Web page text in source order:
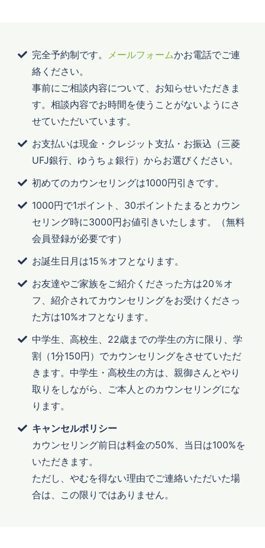
完全予約制です。 メールフォームかお電話でご連
絡ください。
事前にご相談内容について、お知らせいただきま
す。相談内容でお時間を使うことがないようにさ
せていただいています。
お支払いは現金・クレジット支払・お振込（三菱
UFJ銀行、ゆうちょ銀行）からお選びください。
初めてのカウンセリングは1000円引きです。
1000円で1ポイント、30ポイントたまるとカウン
セリング時に3000円お値引きいたします。（無料
会員登録が必要です）
お誕生日月は15％オフとなります。
お友達やご家族をご紹介くださった方は20％オ
フ、紹介されてカウンセリングをお受けくださっ
た方は10%オフとなります。
中学生、高校生、22歳までの学生の方に限り、学
割（1分150円）でカウンセリングをさせていただ
きます。中学生・高校生の方は、親御さんとやり
取りをしながら、ご本人とのカウンセリングにな
ります。
キャンセルポリシー
カウンセリング前日は料金の50%、当日は100%を
いただきます。
ただし、やむを得ない理由でご連絡いただいた場
合は、この限りではありません。